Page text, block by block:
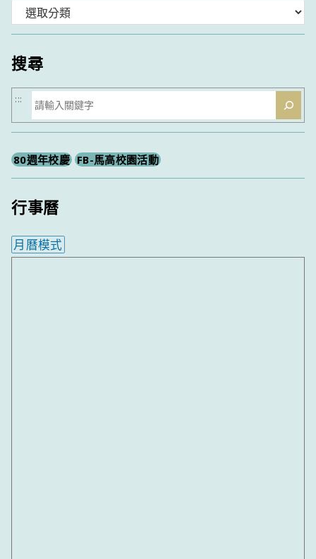
類
搜尋
搜
尋
:::
80週年校慶 FB-馬高校園活動
行事曆
月曆模式